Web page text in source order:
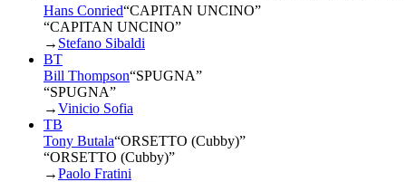
Hans Conried“CAPITAN UNCINO”
“CAPITAN UNCINO”
→ Stefano Sibaldi
BT
Bill Thompson“SPUGNA”
“SPUGNA”
→Vinicio Sofia
TB
Tony Butala“ORSETTO (Cubby)”
“ORSETTO (Cubby)”
→Paolo Fratini